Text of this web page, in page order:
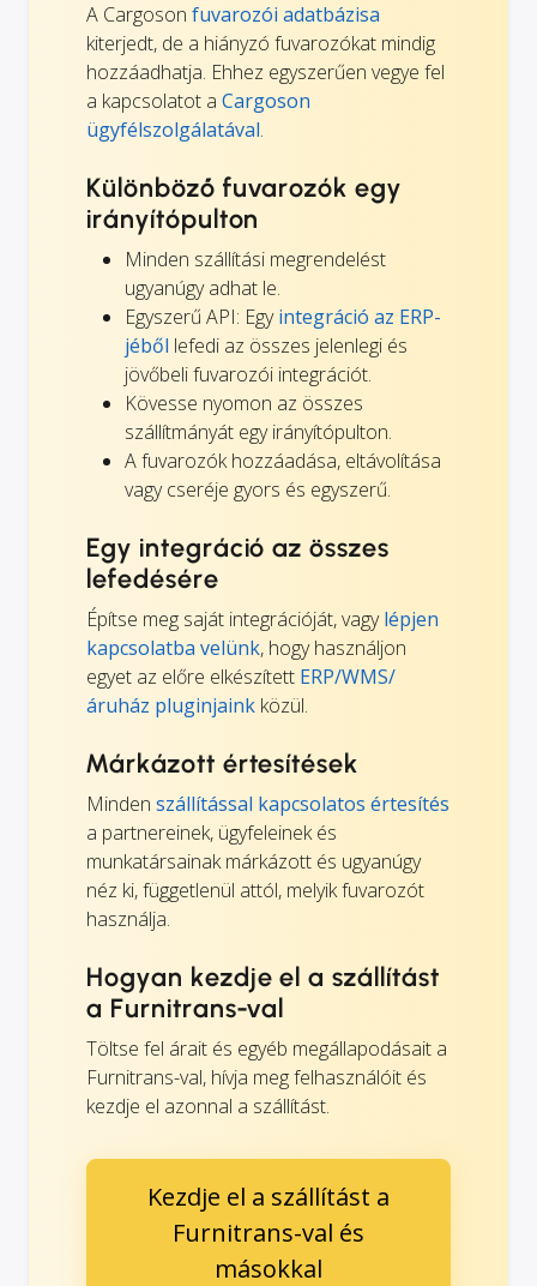
A Cargoson fuvarozói adatbázisa
kiterjedt, de a hiányzó fuvarozókat mindig
hozzáadhatja. Ehhez egyszerűen vegye fel
a kapcsolatot a Cargoson
ügyfélszolgálatával.
Különböző fuvarozók egy
irányítópulton
Minden szállítási megrendelést
ugyanúgy adhat le.
Egyszerű API: Egyintegráció az ERP-
jéből lefedi az összes jelenlegi és
jövőbeli fuvarozói integrációt.
Kövesse nyomon az összes
szállítmányát egy irányítópulton.
A fuvarozók hozzáadása, eltávolítása
vagy cseréje gyors és egyszerű.
Egy integráció az összes
lefedésére
Építse meg saját integrációját, vagylépjen
kapcsolatba velünk, hogy használjon
egyet az előre elkészített ERP/WMS/
áruház pluginjaink közül.
Márkázott értesítések
Minden szállítással kapcsolatos értesítés
a partnereinek, ügyfeleinek és
munkatársainak márkázott és ugyanúgy
néz ki, függetlenül attól, melyik fuvarozót
használja.
Hogyan kezdje el a szállítást
a Furnitrans-val
Töltse fel árait és egyéb megállapodásait a
Furnitrans-val, hívja meg felhasználóit és
kezdje el azonnal a szállítást.
Kezdje el a szállítást a
Furnitrans-val és
másokkal